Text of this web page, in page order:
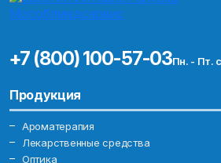
+7 (800) 100-57-03Пн. - Пт.
Продукция
Ароматерапия
Лекарственные средства
Оптика